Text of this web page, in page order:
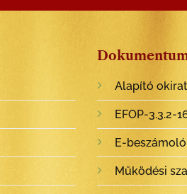
Alapító okirat
EFOP-3.3.2-
E-beszámoló
Működési